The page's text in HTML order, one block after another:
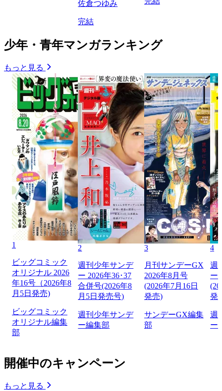
佐倉つゆみ
完結
少年・青年マンガランキング
もっと見る
1
ビッグコミック
オリジナル 2026
年16号（2026年8
月5日発売)
ビッグコミック
オリジナル編集
部
2
週刊少年サンデ
ー 2026年36･37
合併号(2026年8
月5日発売号)
週刊少年サンデ
ー編集部
3
月刊サンデーGX
2026年8月号
(2026年7月16日
発売)
サンデーGX編集
部
4
週
ー
発
週
ー
開催中のキャンペーン
もっと見る